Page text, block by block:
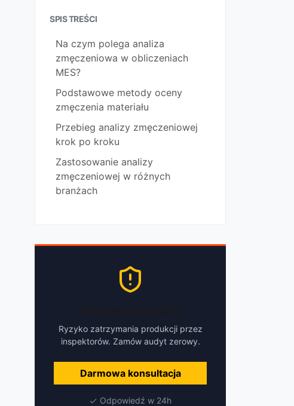
SPIS TREŚCI
Na czym polega analiza
zmęczeniowa w obliczeniach
MES?
Podstawowe metody oceny
zmęczenia materiału
Przebieg analizy zmęczeniowej
krok po kroku
Zastosowanie analizy
zmęczeniowej w różnych
branżach
Ryzyko zatrzymania produkcji przez
inspektorów. Zamów audyt zerowy.
Darmowa konsultacja
Odpowiedź w 24h